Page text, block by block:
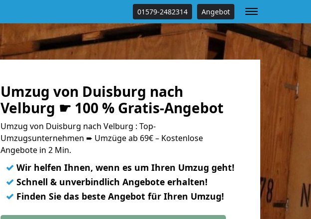
01579-2482314 Angebot
Umzug von Duisburg nach
Velburg ☛ 100 % Gratis-Angebot
Umzug von Duisburg nach Velburg : Top-
Umzugsunternehmen ➨ Umzüge ab 69€ – Kostenlose
Angebote in 2 Min.
✓ Wir helfen Ihnen, wenn es um Ihren Umzug geht!
✓ Schnell & unverbindlich Angebote erhalten!
✓ Finden Sie das beste Angebot für Ihren Umzug!